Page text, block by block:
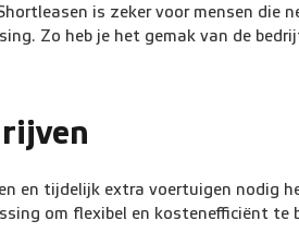
is zeker voor mensen die
Zo heb je het gemak van de
en tijdelijk extra voertuigen nodig
om flexibel en kostenefficiënt te